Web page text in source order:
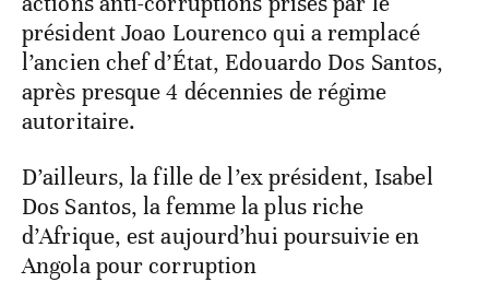
président Joao Lourenco qui a remplacé
l’ancien chef d’État, Edouardo Dos Santos,
après presque 4 décennies de régime
autoritaire.
D’ailleurs, la fille de l’ex président, Isabel
Dos Santos, la femme la plus riche
d’Afrique, est aujourd’hui poursuivie en
Angola pour corruption